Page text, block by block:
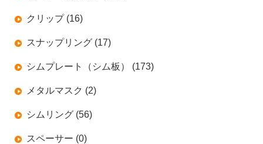
クリップ (16)
スナップリング (17)
シムプレート（シム板） (173)
メタルマスク (2)
シムリング (56)
スペーサー (0)